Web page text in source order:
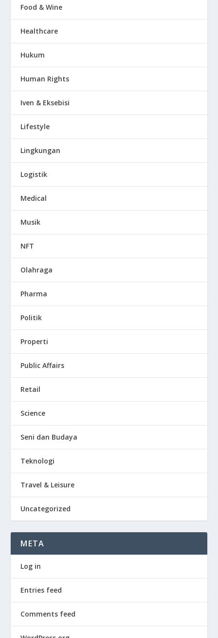
Food & Wine
Healthcare
Hukum
Human Rights
Iven & Eksebisi
Lifestyle
Lingkungan
Logistik
Medical
Musik
NFT
Olahraga
Pharma
Politik
Properti
Public Affairs
Retail
Science
Seni dan Budaya
Teknologi
Travel & Leisure
Uncategorized
META
Log in
Entries feed
Comments feed